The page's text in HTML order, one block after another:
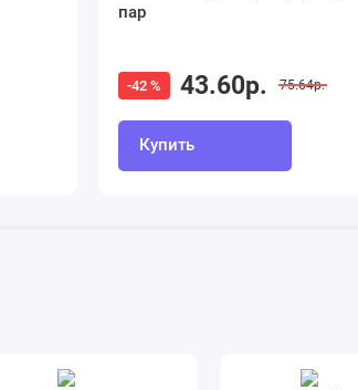
пар
-42 % 43.60р. 75.64р.
Купить